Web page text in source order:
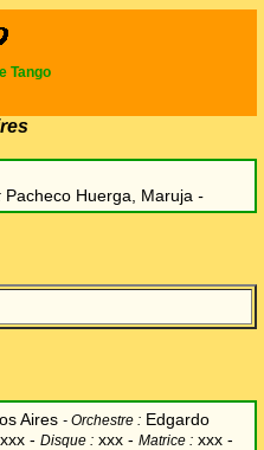
Tango
Pacheco Huerga, Maruja -
Aires - Orchestre : Edgardo
xxx - Disque : xxx - Matrice : xxx -